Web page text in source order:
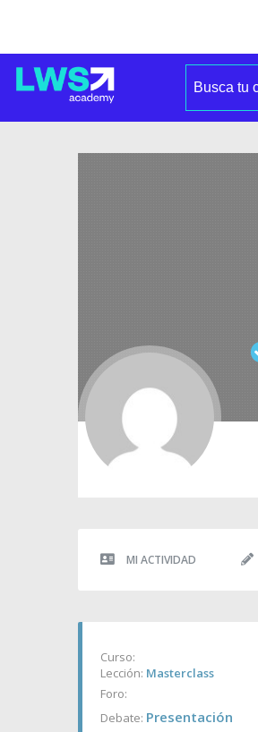
MI ACTIVIDAD
Curso:
Lección: Masterclass
Foro:
Debate: Presentación